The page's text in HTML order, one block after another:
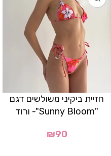
חזיית ביקיני משולשים דגם
"Sunny Bloom"- ורוד
₪90